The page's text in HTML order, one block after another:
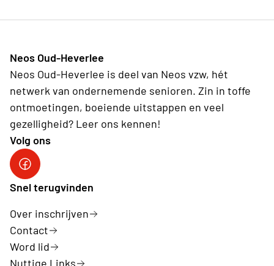
Neos Oud-Heverlee
Neos Oud-Heverlee is deel van Neos vzw, hét
netwerk van ondernemende senioren. Zin in toffe
ontmoetingen, boeiende uitstappen en veel
gezelligheid? Leer ons kennen!
Volg ons
Facebook
Snel terugvinden
Over inschrijven
Contact
Word lid
Nuttige Links